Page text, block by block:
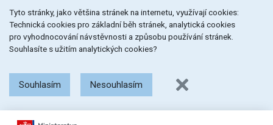
na
menu
na
obsah
na
patičku
stránky
Tyto stránky, jako většina stránek na internetu, využívají cookies:
Technická cookies pro základní běh stránek, analytická cookies
pro vyhodnocování návstěvnosti a způsobu používání stránek.
Souhlasíte s užitím analytických cookies?
Souhlasím Nesouhlasím